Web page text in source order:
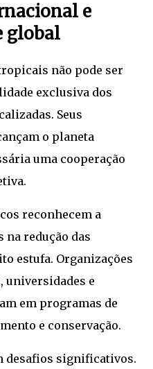
e
global
não pode ser
exclusiva dos
Seus
o planeta
uma cooperação
reconhecem a
redução das
estufa. Organizações
universidades e
em programas de
e conservação.
desafios significativos.